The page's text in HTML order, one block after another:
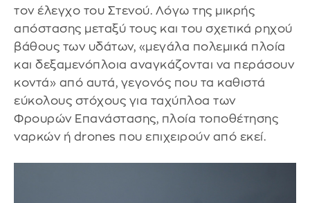
τον έλεγχο του Στενού. Λόγω της μικρής
απόστασης μεταξύ τους και του σχετικά ρηχού
βάθους των υδάτων, «μεγάλα πολεμικά πλοία
και δεξαμενόπλοια αναγκάζονται να περάσουν
κοντά» από αυτά, γεγονός που τα καθιστά
εύκολους στόχους για ταχύπλοα των
Φρουρών Επανάστασης, πλοία τοποθέτησης
ναρκών ή drones που επιχειρούν από εκεί.